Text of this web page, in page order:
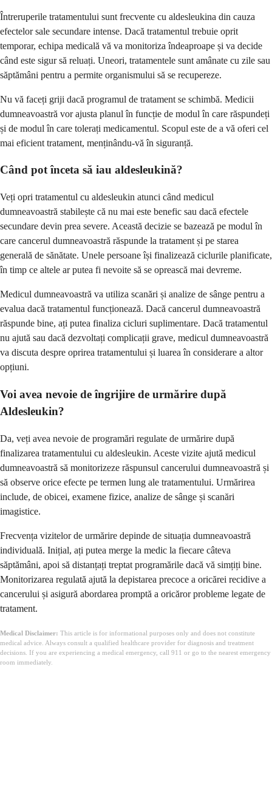
Întreruperile tratamentului sunt frecvente cu aldesleukina din cauza
efectelor sale secundare intense. Dacă tratamentul trebuie oprit
temporar, echipa medicală vă va monitoriza îndeaproape și va decide
când este sigur să reluați. Uneori, tratamentele sunt amânate cu zile sau
săptămâni pentru a permite organismului să se recupereze.
Nu vă faceți griji dacă programul de tratament se schimbă. Medicii
dumneavoastră vor ajusta planul în funcție de modul în care răspundeți
și de modul în care tolerați medicamentul. Scopul este de a vă oferi cel
mai eficient tratament, menținându-vă în siguranță.
Când pot înceta să iau aldesleukină?
Veți opri tratamentul cu aldesleukin atunci când medicul
dumneavoastră stabilește că nu mai este benefic sau dacă efectele
secundare devin prea severe. Această decizie se bazează pe modul în
care cancerul dumneavoastră răspunde la tratament și pe starea
generală de sănătate. Unele persoane își finalizează ciclurile planificate,
în timp ce altele ar putea fi nevoite să se oprească mai devreme.
Medicul dumneavoastră va utiliza scanări și analize de sânge pentru a
evalua dacă tratamentul funcționează. Dacă cancerul dumneavoastră
răspunde bine, ați putea finaliza cicluri suplimentare. Dacă tratamentul
nu ajută sau dacă dezvoltați complicații grave, medicul dumneavoastră
va discuta despre oprirea tratamentului și luarea în considerare a altor
opțiuni.
Voi avea nevoie de îngrijire de urmărire după
Aldesleukin?
Da, veți avea nevoie de programări regulate de urmărire după
finalizarea tratamentului cu aldesleukin. Aceste vizite ajută medicul
dumneavoastră să monitorizeze răspunsul cancerului dumneavoastră și
să observe orice efecte pe termen lung ale tratamentului. Urmărirea
include, de obicei, examene fizice, analize de sânge și scanări
imagistice.
Frecvența vizitelor de urmărire depinde de situația dumneavoastră
individuală. Inițial, ați putea merge la medic la fiecare câteva
săptămâni, apoi să distanțați treptat programările dacă vă simțiți bine.
Monitorizarea regulată ajută la depistarea precoce a oricărei recidive a
cancerului și asigură abordarea promptă a oricăror probleme legate de
tratament.
Medical Disclaimer: This article is for informational purposes only and does not constitute
medical advice. Always consult a qualified healthcare provider for diagnosis and treatment
decisions. If you are experiencing a medical emergency, call 911 or go to the nearest emergency
room immediately.